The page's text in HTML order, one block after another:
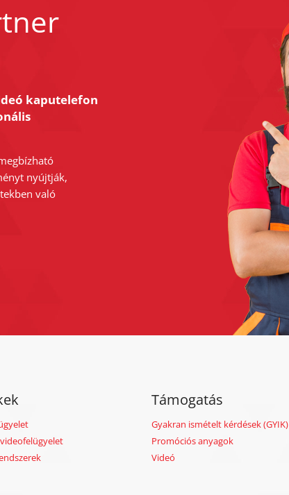
kaputelefon
nyújtják,
való
Támogatás
Gyakran ismételt kérdések (GYIK)
Promóciós anyagok
Videó